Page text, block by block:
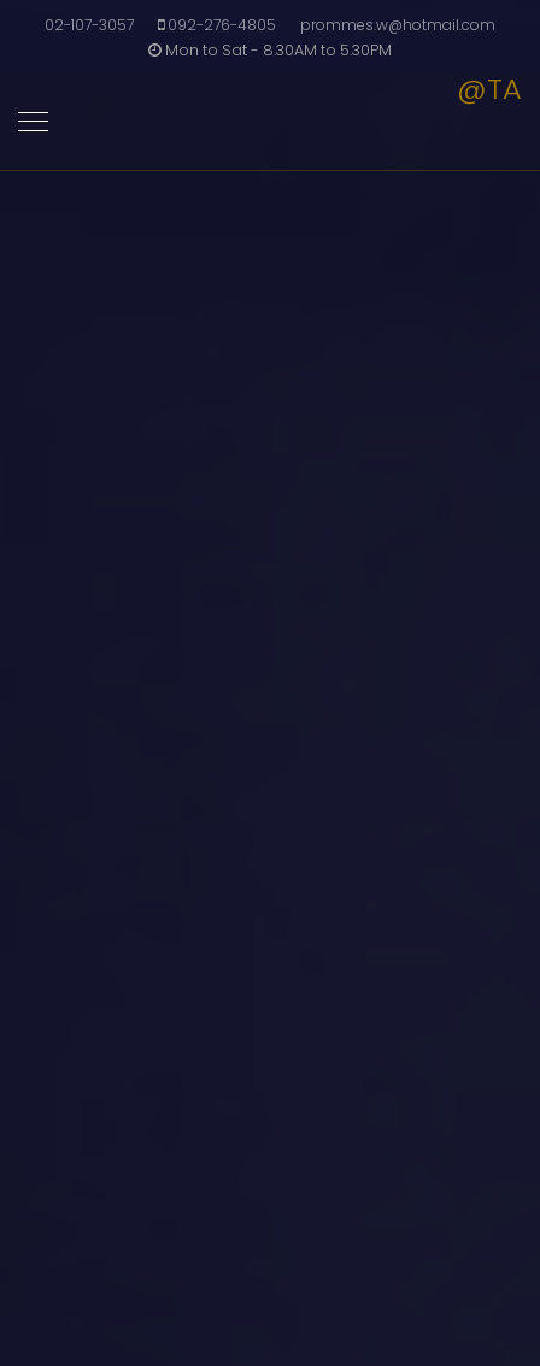
02-107-3057 092-276-4805
prommes.w@hotmail.com
Mon to Sat - 8.30AM to 5.30PM
@TA